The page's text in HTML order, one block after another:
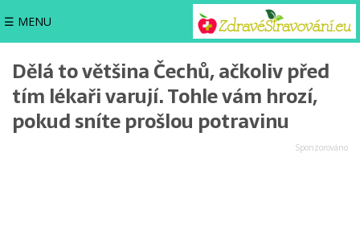
☰ MENU
Dělá to většina Čechů, ačkoliv před
tím lékaři varují. Tohle vám hrozí,
pokud sníte prošlou potravinu